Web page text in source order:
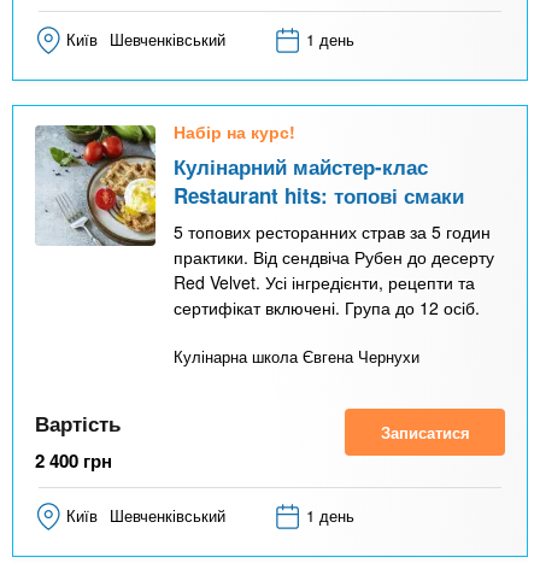
Київ Шевченківський 1 день
Набір на курс!
Кулінарний майстер-клас
Restaurant hits: топові смаки
5 топових ресторанних страв за 5 годин
практики. Від сендвіча Рубен до десерту
Red Velvet. Усі інгредієнти, рецепти та
сертифікат включені. Група до 12 осіб.
Кулінарна школа Євгена Чернухи
Вартість
2 400 грн
Записатися
Київ Шевченківський 1 день